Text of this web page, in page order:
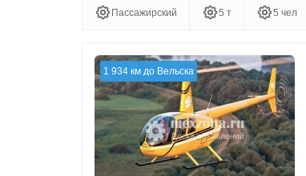
Пассажирский 5 т 5 чел
1 934 км до Вельска